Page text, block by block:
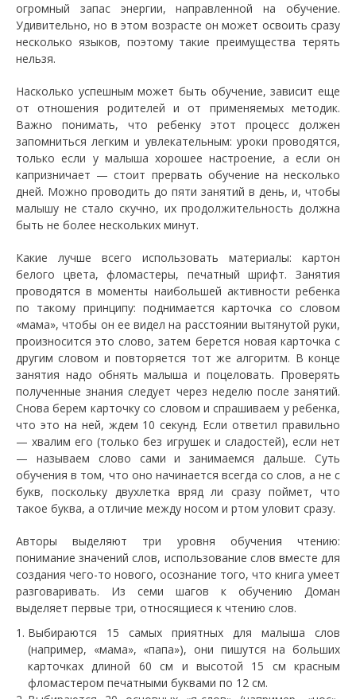
огромный запас энергии, направленной на обучение.
Удивительно, но в этом возрасте он может освоить сразу
несколько языков, поэтому такие преимущества терять
нельзя.
Насколько успешным может быть обучение, зависит еще
от отношения родителей и от применяемых методик.
Важно понимать, что ребенку этот процесс должен
запомниться легким и увлекательным: уроки проводятся,
только если у малыша хорошее настроение, а если он
капризничает — стоит прервать обучение на несколько
дней. Можно проводить до пяти занятий в день, и, чтобы
малышу не стало скучно, их продолжительность должна
быть не более нескольких минут.
Какие лучше всего использовать материалы: картон
белого цвета, фломастеры, печатный шрифт. Занятия
проводятся в моменты наибольшей активности ребенка
по такому принципу: поднимается карточка со словом
«мама», чтобы он ее видел на расстоянии вытянутой руки,
произносится это слово, затем берется новая карточка с
другим словом и повторяется тот же алгоритм. В конце
занятия надо обнять малыша и поцеловать. Проверять
полученные знания следует через неделю после занятий.
Снова берем карточку со словом и спрашиваем у ребенка,
что это на ней, ждем 10 секунд. Если ответил правильно
— хвалим его (только без игрушек и сладостей), если нет
— называем слово сами и занимаемся дальше. Суть
обучения в том, что оно начинается всегда со слов, а не с
букв, поскольку двухлетка вряд ли сразу поймет, что
такое буква, а отличие между носом и ртом уловит сразу.
Авторы выделяют три уровня обучения чтению:
понимание значений слов, использование слов вместе для
создания чего-то нового, осознание того, что книга умеет
разговаривать. Из семи шагов к обучению Доман
выделяет первые три, относящиеся к чтению слов.
Выбираются 15 самых приятных для малыша слов
(например, «мама», «папа»), они пишутся на больших
карточках длиной 60 см и высотой 15 см красным
фломастером печатными буквами по 12 см.